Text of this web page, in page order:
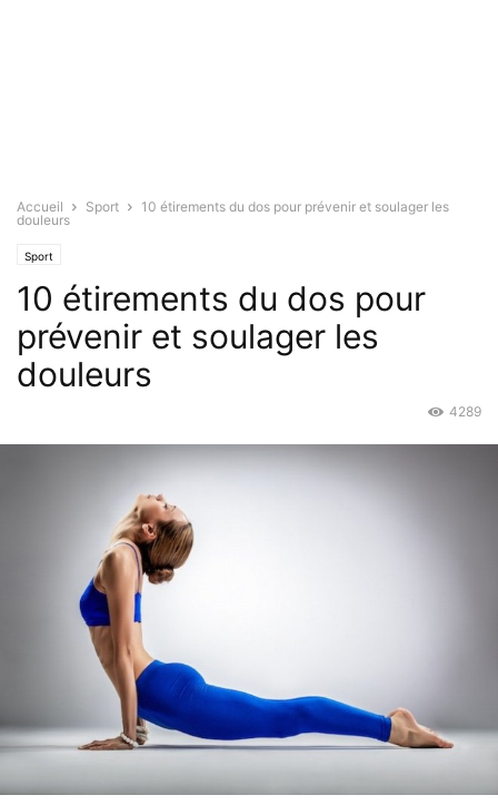
Accueil Sport
10 étirements du dos pour prévenir et soulager les
douleurs
Sport
10 étirements du dos pour
prévenir et soulager les
douleurs
4289